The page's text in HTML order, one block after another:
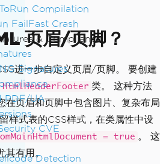
Compilation
FailFast Crash
& Compliance
Signatures
PDF/UA
CVE
Detection
"Title of the PDF: {pd
页眉/页脚？
进一步自定义页眉/页脚。 要创建
HtmlHeaderFooter 类。 这种方法
在页眉和页脚中包含图片、复杂布局
样式表的CSS样式，在类属性中设
= true 。 这
其有用。